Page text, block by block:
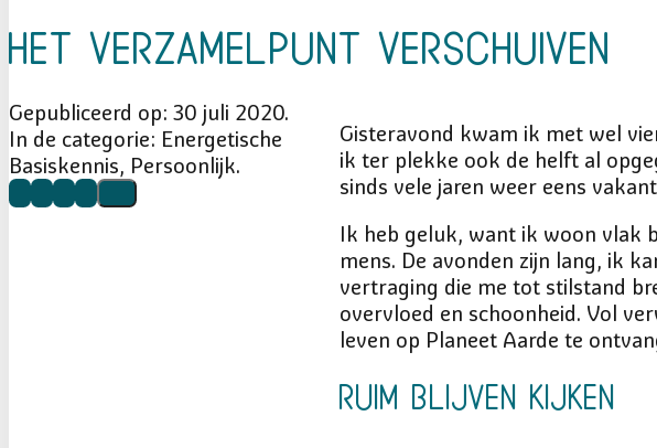
Het verzamelpunt verschuiven
Gepubliceerd op: 30 juli 2020.
In de categorie: Energetische
Basiskennis, Persoonlijk.
Gisteravond kwam ik met wel
ik ter plekke ook de helft al
sinds vele jaren weer eens
Ik heb geluk, want ik woon vlak
mens. De avonden zijn lang, ik
vertraging die me tot stilstand
overvloed en schoonheid. Vol
leven op Planeet Aarde te
Ruim blijven kijken